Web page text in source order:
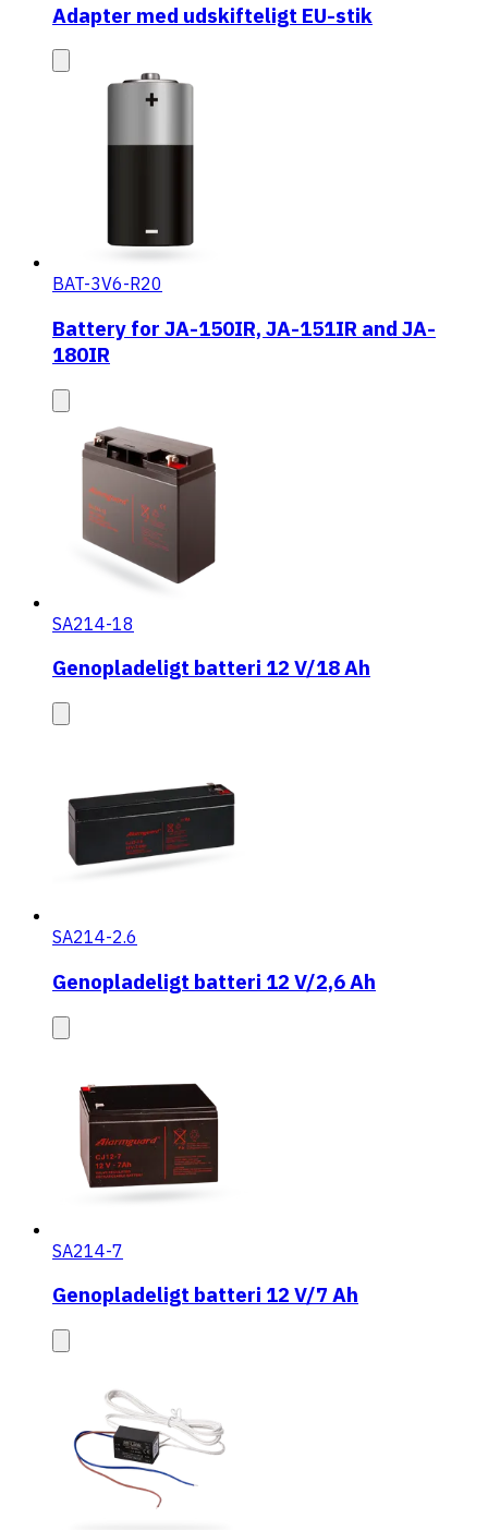
Adapter med udskifteligt EU-stik
BAT-3V6-R20
Battery for JA-150IR, JA-151IR and JA-
180IR
SA214-18
Genopladeligt batteri 12 V/18 Ah
SA214-2.6
Genopladeligt batteri 12 V/2,6 Ah
SA214-7
Genopladeligt batteri 12 V/7 Ah